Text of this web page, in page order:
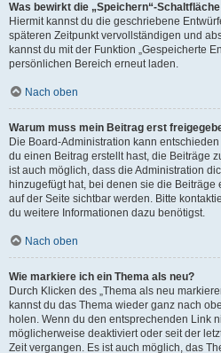
Was bewirkt die „Speichern“-
Hiermit kannst du die geschriebene
späteren Zeitpunkt vervollständigen und
kannst du mit der Funktion „Gespeicherte
persönlichen Bereich erneut laden.
Nach oben
Warum muss mein Beitrag erst
Die Board-Administration kann
du einen Beitrag erstellt hast, die Beiträge
ist auch möglich, dass die Administration
hinzugefügt hat, bei denen sie die Beiträge
auf der Seite sichtbar werden. Bitte
du weitere Informationen dazu benötigst.
Nach oben
Wie markiere ich ein Thema als neu?
Durch Klicken des „Thema als neu
kannst du das Thema wieder ganz nach
holen. Wenn du den entsprechenden Link
möglicherweise deaktiviert oder seit der
Zeit vergangen. Es ist auch möglich, das